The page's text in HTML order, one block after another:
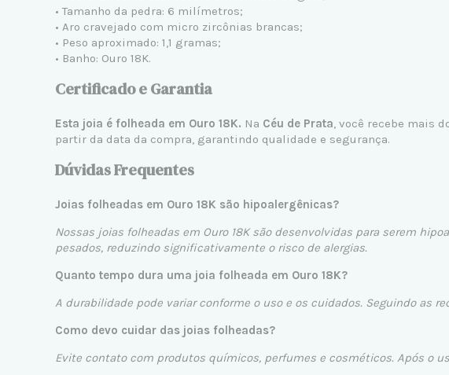
• Tamanho da pedra: 6 milímetros;
• Aro cravejado com micro zircônias brancas;
• Peso aproximado: 1,1 gramas;
• Banho: Ouro 18K.
Certificado e Garantia
Esta joia é folheada em Ouro 18K. Na Céu de Prata, você recebe mais
partir da data da compra, garantindo qualidade e segurança.
Dúvidas Frequentes
Joias folheadas em Ouro 18K são hipoalergênicas?
Nossas joias folheadas em Ouro 18K são desenvolvidas para serem
pesados, reduzindo significativamente o risco de alergias.
Quanto tempo dura uma joia folheada em Ouro 18K?
A durabilidade pode variar conforme o uso e os cuidados. Seguindo as
Como devo cuidar das joias folheadas?
Evite contato com produtos químicos, perfumes e cosméticos. Após o